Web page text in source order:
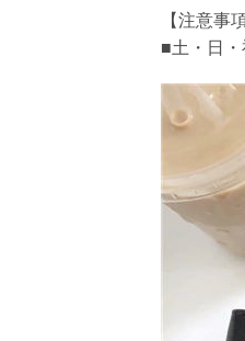
【注意事項
■土・日